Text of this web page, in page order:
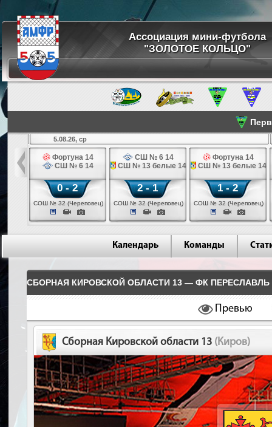
Ассоциация мини-футбола
"ЗОЛОТОЕ КОЛЬЦО"
14
5.08.26, ср
Фортуна 14
СШ № 6 14
0 - 2
СОШ № 32 (Череповец)
СШ № 6 14
СШ № 13 белые 14
2 - 1
СОШ № 32 (Череповец)
Фортуна 14
СШ № 13 белые 14
1 - 2
СОШ № 32 (Череповец)
Календарь Команды
СБОРНАЯ КИРОВСКОЙ ОБЛАСТИ 13 — ФК ПЕРЕСЛАВЛЬ
Превью
Сборная Кировской области 13 (Киров)